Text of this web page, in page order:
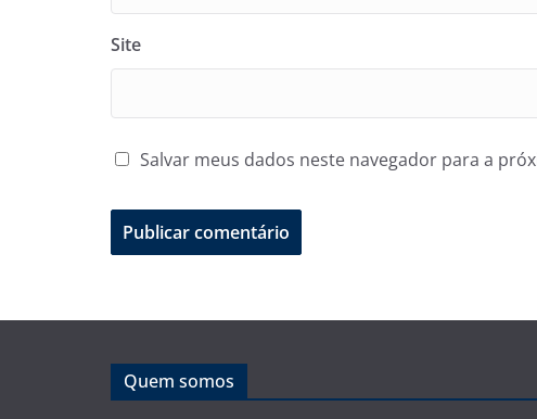
Site
Salvar meus dados neste navegador para a
Quem somos